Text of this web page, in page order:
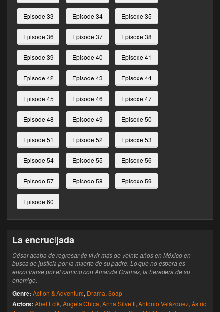
Episode 33 Episode 34 Episode 35
Episode 36 Episode 37 Episode 38
Episode 39 Episode 40 Episode 41
Episode 42 Episode 43 Episode 44
Episode 45 Episode 46 Episode 47
Episode 48 Episode 49 Episode 50
Episode 51 Episode 52 Episode 53
Episode 54 Episode 55 Episode 56
Episode 57 Episode 58 Episode 59
Episode 60
La encrucijada
César acaba de regresar de vivir más de veinte años en México en
busca de justicia por la muerte de su padre. Lo que no espera es
encontrarse por el camino con Amanda Oramas, la heredera de su
enemigo.
Genre: Action & Adventure, Drama, Soap
Actors: Abel Folk, Ángela Chica, Anna Silvetti, Antonio Velázquez, Ástrid